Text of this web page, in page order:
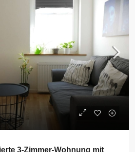
3-Zimmer-Wohnung mit